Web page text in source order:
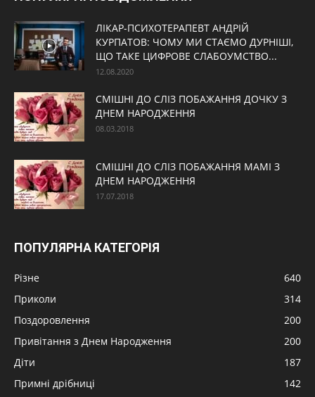
ЛІКАР-ПСИХОТЕРАПЕВТ АНДРІЙ
КУРПАТОВ: ЧОМУ МИ СТАЄМО ДУРНІШІ,
ЩО ТАКЕ ЦИФРОВЕ СЛАБОУМСТВО...
12.08.2020
СМІШНІ ДО СЛІЗ ПОБАЖАННЯ ДОЧКУ З
ДНЕМ НАРОДЖЕННЯ
08.03.2018
СМІШНІ ДО СЛІЗ ПОБАЖАННЯ МАМІ З
ДНЕМ НАРОДЖЕННЯ
17.07.2018
ПОПУЛЯРНА КАТЕГОРІЯ
Різне
640
Приколи
314
Поздоровлення
200
Привітання з Днем Народження
200
Діти
187
Примні дрібниці
142